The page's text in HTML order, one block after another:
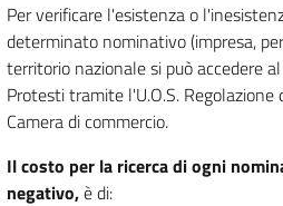
Per verificare l'esistenza o
determinato nominativo (impresa,
territorio nazionale si può accedere
Protesti tramite l'U.O.S.
Camera di commercio.
Il costo per la ricerca di ogni
negativo,è di: